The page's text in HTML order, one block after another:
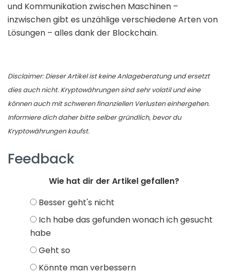
und Kommunikation zwischen Maschinen –
inzwischen gibt es unzählige verschiedene Arten von
Lösungen – alles dank der Blockchain.
Disclaimer: Dieser Artikel ist keine Anlageberatung und ersetzt
dies auch nicht. Kryptowährungen sind sehr volatil und eine
können auch mit schweren finanziellen Verlusten einhergehen.
Informiere dich daher bitte selber gründlich, bevor du
Kryptowährungen kaufst.
Feedback
Wie hat dir der Artikel gefallen?
Besser geht's nicht
Ich habe das gefunden wonach ich gesucht
habe
Geht so
Könnte man verbessern